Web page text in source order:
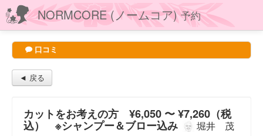
NORMCORE (ノームコア)予約
口コミ
◄ 戻る
カットをお考えの方 ¥6,050 〜 ¥7,260（税
込） ※シャンプー＆ブロー込み
堀井 茂